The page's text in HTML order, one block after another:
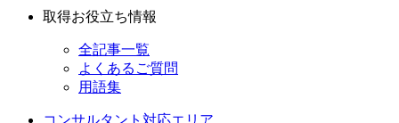
取得お役立ち情報
全記事一覧
よくあるご質問
用語集
コンサルタント対応エリア